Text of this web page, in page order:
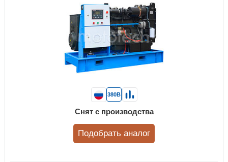
380В
Снят с производства
Подобрать аналог